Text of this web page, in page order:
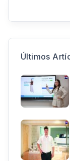
Últimos